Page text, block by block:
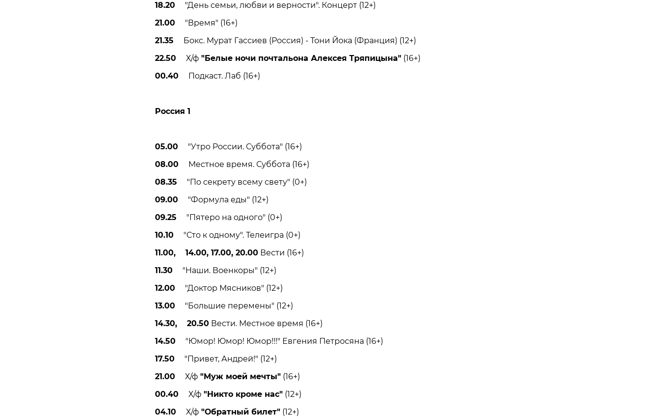
18.20"День семьи, любви и верности". Концерт (12+)
21.00"Время" (16+)
21.35 Бокс. Мурат Гассиев (Россия) - Тони Йока (Франция) (12+)
22.50Х/ф "Белые ночи почтальона Алексея Тряпицына"(16+)
00.40Подкаст. Лаб (16+)
Россия 1
05.00"Утро России. Суббота" (16+)
08.00Местное время. Суббота (16+)
08.35 "По секрету всему свету" (0+)
09.00"Формула еды" (12+)
09.25 "Пятеро на одного" (0+)
10.10"Сто к одному". Телеигра (0+)
11.00, 14.00, 17.00, 20.00Вести (16+)
11.30"Наши. Военкоры" (12+)
12.00"Доктор Мясников" (12+)
13.00"Большие перемены" (12+)
14.30, 20.50Вести. Местное время (16+)
14.50"Юмор! Юмор! Юмор!!!" Евгения Петросяна (16+)
17.50"Привет, Андрей!" (12+)
21.00Х/ф "Муж моей мечты"(16+)
00.40Х/ф "Никто кроме нас"(12+)
04.10Х/ф "Обратный билет"(12+)